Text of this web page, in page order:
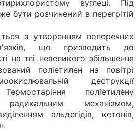
вуглеці. Під
бути розчинений в перегрітій
з утворенням поперечних
що призводить до
на тлі невеликого збільшення
поліетилен на повітрі
деструкції
поліетилену
механізмом,
альдегідів, кетонів,